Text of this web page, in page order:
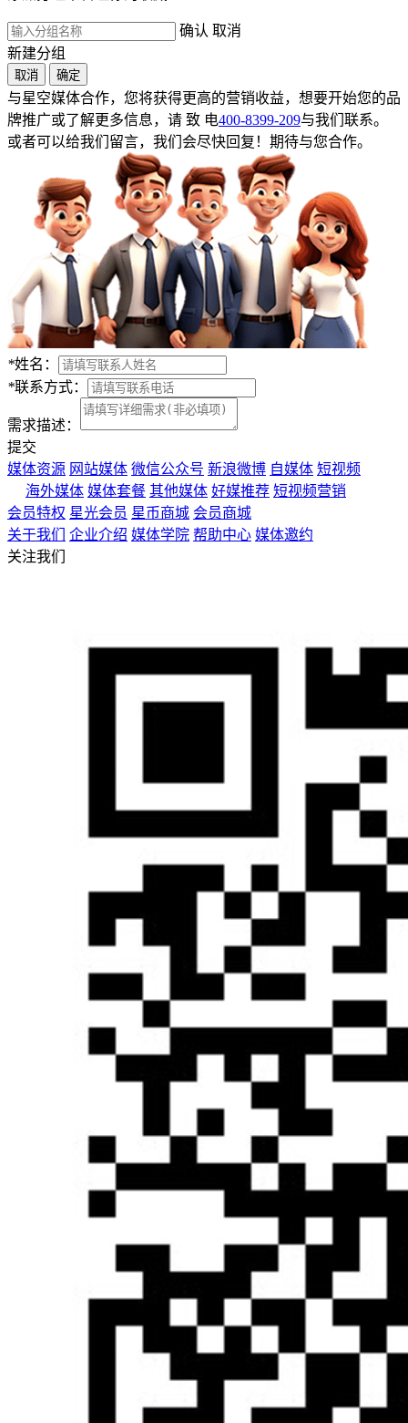
确认 取消
新建分组
取消 确定
与星空媒体合作，您将获得更高的营销收益，想要开始您的品
牌推广或了解更多信息，请 致 电400-8399-209与我们联系。
或者可以给我们留言，我们会尽快回复！期待与您合作。
*姓名：
*联系方式：
需求描述：
提交
媒体资源 网站媒体 微信公众号 新浪微博 自媒体 短视频
海外媒体 媒体套餐 其他媒体 好媒推荐 短视频营销
会员特权 星光会员 星币商城 会员商城
关于我们
企业介绍 媒体学院 帮助中心 媒体邀约
关注我们